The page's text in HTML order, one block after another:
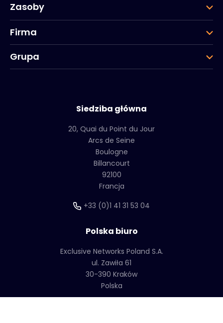
Zasoby
Firma
Grupa
Siedziba główna
20, Quai du Point du Jour
Arcs de Seine
Boulogne
Billancourt
92100
Francja
+33 (0)1 41 31 53 04
Polska biuro
Exclusive Networks Poland S.A.
ul. Zawiła 61
30-390 Kraków
Polska